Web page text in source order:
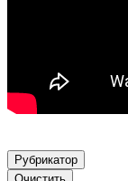
Рубрикатор